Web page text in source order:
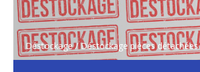
Déstockage /Déstockage pièces détachées